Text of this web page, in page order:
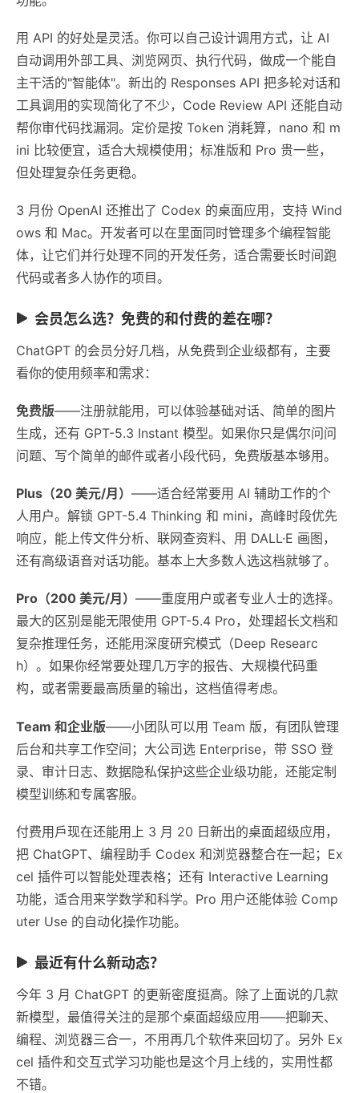
用 API 的好处是灵活。你可以自己设计调用方式，让 AI
自动调用外部工具、浏览网页、执行代码，做成一个能自
主干活的"智能体"。新出的 Responses API 把多轮对话和
工具调用的实现简化了不少，Code Review API 还能自动
帮你审代码找漏洞。定价是按 Token 消耗算，nano 和 m
ini 比较便宜，适合大规模使用；标准版和 Pro 贵一些，
但处理复杂任务更稳。
3 月份 OpenAI 还推出了 Codex 的桌面应用，支持 Wind
ows 和 Mac。开发者可以在里面同时管理多个编程智能
体，让它们并行处理不同的开发任务，适合需要长时间跑
代码或者多人协作的项目。
会员怎么选？免费的和付费的差在哪？
ChatGPT 的会员分好几档，从免费到企业级都有，主要
看你的使用频率和需求：
免费版——注册就能用，可以体验基础对话、简单的图片
生成，还有 GPT-5.3 Instant 模型。如果你只是偶尔问问
问题、写个简单的邮件或者小段代码，免费版基本够用。
Plus（20 美元/月） ——适合经常要用 AI 辅助工作的个
人用户。解锁 GPT-5.4 Thinking 和 mini，高峰时段优先
响应，能上传文件分析、联网查资料、用 DALL·E 画图，
还有高级语音对话功能。基本上大多数人选这档就够了。
Pro（200 美元/月） ——重度用户或者专业人士的选择。
最大的区别是能无限使用 GPT-5.4 Pro，处理超长文档和
复杂推理任务，还能用深度研究模式（Deep Researc
h）。如果你经常要处理几万字的报告、大规模代码重
构，或者需要最高质量的输出，这档值得考虑。
Team 和企业版——小团队可以用 Team 版，有团队管理
后台和共享工作空间；大公司选 Enterprise，带 SSO 登
录、审计日志、数据隐私保护这些企业级功能，还能定制
模型训练和专属客服。
付费用戶现在还能用上 3 月 20 日新出的桌面超级应用，
把 ChatGPT、编程助手 Codex 和浏览器整合在一起；Ex
cel 插件可以智能处理表格；还有 Interactive Learning
功能，适合用来学数学和科学。Pro 用户还能体验 Comp
uter Use 的自动化操作功能。
最近有什么新动态？
今年 3 月 ChatGPT 的更新密度挺高。除了上面说的几款
新模型，最值得关注的是那个桌面超级应用——把聊天、
编程、浏览器三合一，不用再几个软件来回切了。另外 Ex
cel 插件和交互式学习功能也是这个月上线的，实用性都
不错。